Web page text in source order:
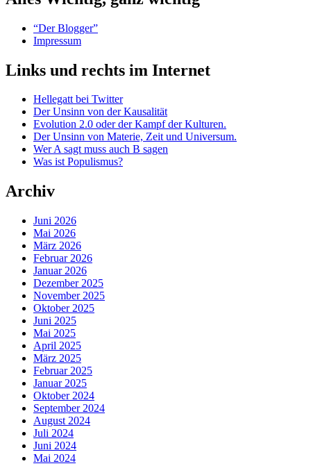
“Der Blogger”
Impressum
Links und rechts im Internet
Hellegatt bei Twitter
Der Unsinn von der Kausalität
Evolution 2.0 oder der Kampf der Kulturen.
Der Unsinn von Materie, Zeit und Universum.
Wer A sagt muss auch B sagen
Was ist Populismus?
Archiv
Juni 2026
Mai 2026
März 2026
Februar 2026
Januar 2026
Dezember 2025
November 2025
Oktober 2025
Juni 2025
Mai 2025
April 2025
März 2025
Februar 2025
Januar 2025
Oktober 2024
September 2024
August 2024
Juli 2024
Juni 2024
Mai 2024